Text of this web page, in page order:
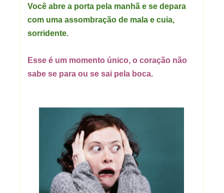
Você abre a porta pela manhã e se depara
com uma assombração de mala e cuia,
sorridente.
Esse é um momento único, o coração não
sabe se para ou se sai pela boca.